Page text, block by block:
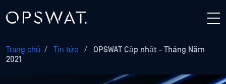
Trang chủ / Tin tức /
OPSWAT Cập nhật - Tháng Năm
2021